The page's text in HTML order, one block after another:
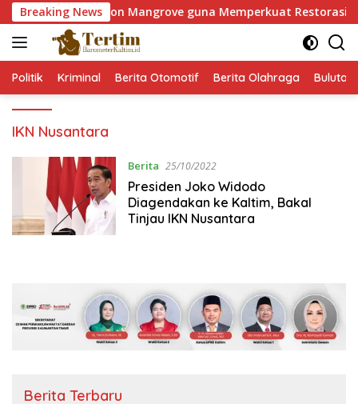
Langsung
ke
konten
Breaking News
60.000 Pohon Mangrove guna Memperkuat Restorasi
Politik Kriminal Berita Otomotif Berita Olahraga
IKN Nusantara
Berita 25/10/2022
Presiden Joko Widodo
Diagendakan ke Kaltim, Bakal
Tinjau IKN Nusantara
Berita Terbaru